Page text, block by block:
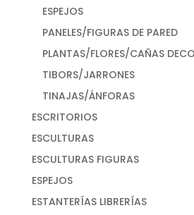
ESPEJOS
PANELES/FIGURAS DE PARED
PLANTAS/FLORES/CAÑAS
TIBORS/JARRONES
TINAJAS/ÁNFORAS
ESCRITORIOS
ESCULTURAS
ESCULTURAS FIGURAS
ESPEJOS
ESTANTERÍAS LIBRERÍAS